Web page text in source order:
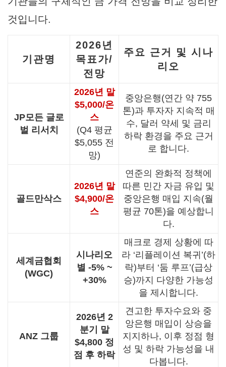
것입니다.
기관명
2026년
목표가/
전망
주요 근거 및 시나
리오
JP모든 글로
벌 리서치
2026년 말
$5,000/온
스
(Q4 평균
$5,055 전
망)
중앙은행(연간 약 755
톤)과 투자자 지속적 매
수, 달러 약세 및 금리
하락 환경을 주요 근거
로 합니다.
골드만삭스
2026년 말
$4,900/온
스
연준의 완화적 정책에
따른 민간 자금 유입 및
중앙은행 매입 지속(월
평균 70톤)을 예상합니
다.
세계금협회
(WGC)
시나리오
별 -5% ~
+30%
매크로 경제 상황에 따
라 ‘리플레이션 복귀’(하
락)부터 ‘둠 루프’(급상
승)까지 다양한 가능성
을 제시합니다.
ANZ 그룹
2026년 2
분기 말
$4,800 정
점 후 하락
견고한 투자수요와 중
앙은행 매입이 상승을
지지하나, 이후 정점 형
성 및 하락 가능성을 내
다봅니다.